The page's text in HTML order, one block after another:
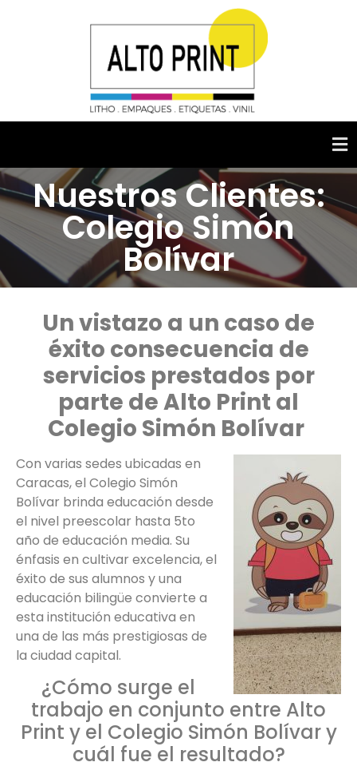
Nuestros Clientes:
Colegio Simón
Bolívar
Un vistazo a un caso de
éxito consecuencia de
servicios prestados por
parte de Alto Print al
Colegio Simón Bolívar
Con varias sedes ubicadas en
Caracas, el Colegio Simón
Bolívar brinda educación desde
el nivel preescolar hasta 5to
año de educación media. Su
énfasis en cultivar excelencia, el
éxito de sus alumnos y una
educación bilingüe convierte a
esta institución educativa en
una de las más prestigiosas de
la ciudad capital.
¿Cómo surge el
trabajo en conjunto entre Alto
Print y el Colegio Simón Bolívar y
cuál fue el resultado?